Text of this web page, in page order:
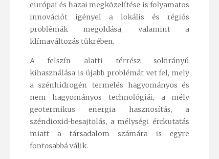
európai és hazai megközelítése is folyamatos
innovációt igényel a lokális és régiós
problémák megoldása, valamint a
klímaváltozás tükrében.
A felszín alatti térrész sokirányú
kihasználása is újabb problémát vet fel, mely
a szénhidrogén termelés hagyományos és
nem hagyományos technológiái, a mély
geotermikus energia hasznosítás, a
széndioxid-besajtolás, a mélységi érckutatás
miatt a társadalom számára is egyre
fontosabbá válik.